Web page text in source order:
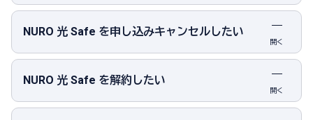
NURO 光 Safe を申し込みキャンセルしたい
開く
NURO 光 Safe を解約したい
開く